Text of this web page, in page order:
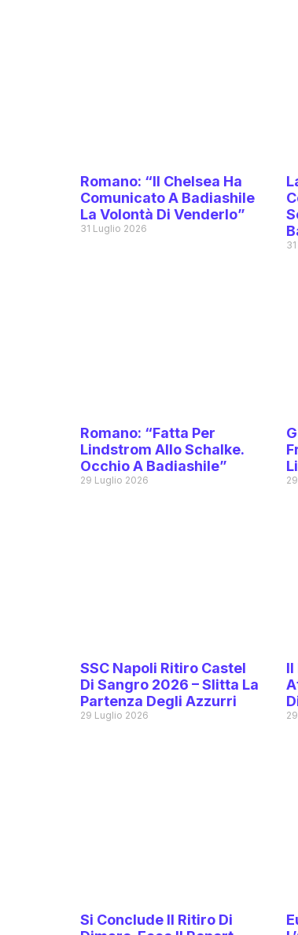
Romano: “Il Chelsea Ha
Comunicato A Badiashile
La Volontà Di Venderlo”
31 Luglio 2026
Romano: “Fatta Per
Lindstrom Allo Schalke.
Occhio A Badiashile”
29 Luglio 2026
SSC Napoli Ritiro Castel
Di Sangro 2026 – Slitta La
Partenza Degli Azzurri
29 Luglio 2026
Il
Si Conclude Il Ritiro Di